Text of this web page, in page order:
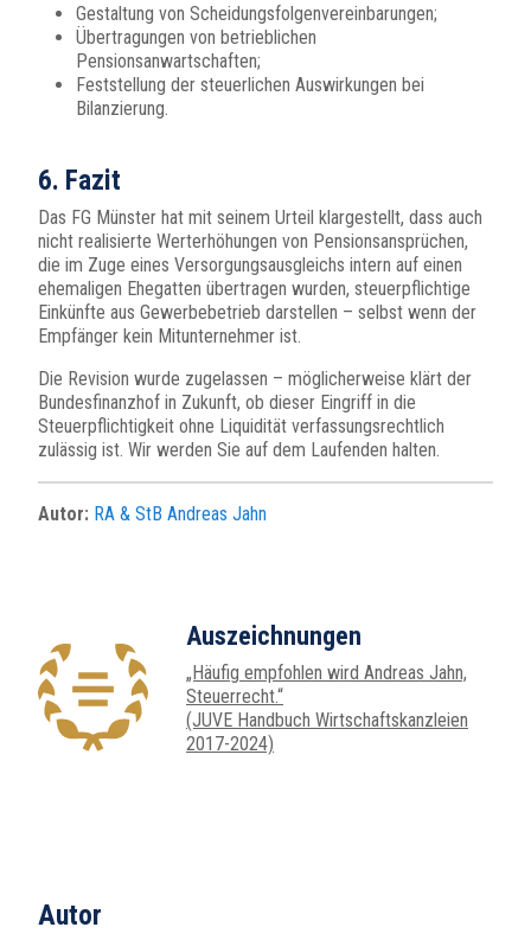
Gestaltung von Scheidungsfolgenvereinbarungen;
Übertragungen von betrieblichen
Pensionsanwartschaften;
Feststellung der steuerlichen Auswirkungen bei
Bilanzierung.
6. Fazit
Das FG Münster hat mit seinem Urteil klargestellt, dass auch
nicht realisierte Werterhöhungen von Pensionsansprüchen,
die im Zuge eines Versorgungsausgleichs intern auf einen
ehemaligen Ehegatten übertragen wurden, steuerpflichtige
Einkünfte aus Gewerbebetrieb darstellen – selbst wenn der
Empfänger kein Mitunternehmer ist.
Die Revision wurde zugelassen – möglicherweise klärt der
Bundesfinanzhof in Zukunft, ob dieser Eingriff in die
Steuerpflichtigkeit ohne Liquidität verfassungsrechtlich
zulässig ist. Wir werden Sie auf dem Laufenden halten.
Autor: RA & StB Andreas Jahn
Auszeichnungen
„Häufig empfohlen wird Andreas Jahn,
Steuerrecht.“
(JUVE Handbuch Wirtschaftskanzleien
2017-2024)
Autor